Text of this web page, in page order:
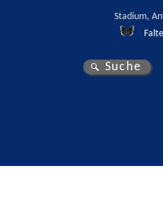
Stadium,
Suche